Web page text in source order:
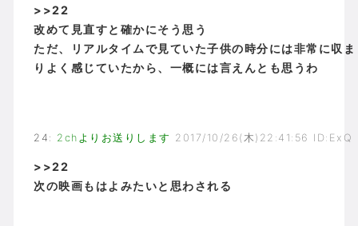
>>22
改めて見直すと確かにそう思う
ただ、リアルタイムで見ていた子供の時分には非常に収ま
りよく感じていたから、一概には言えんとも思うわ
24 : 2chよりお送りします 2017/10/26(木)22:41:56 ID:ExQ
>>22
次の映画もはよみたいと思わされる